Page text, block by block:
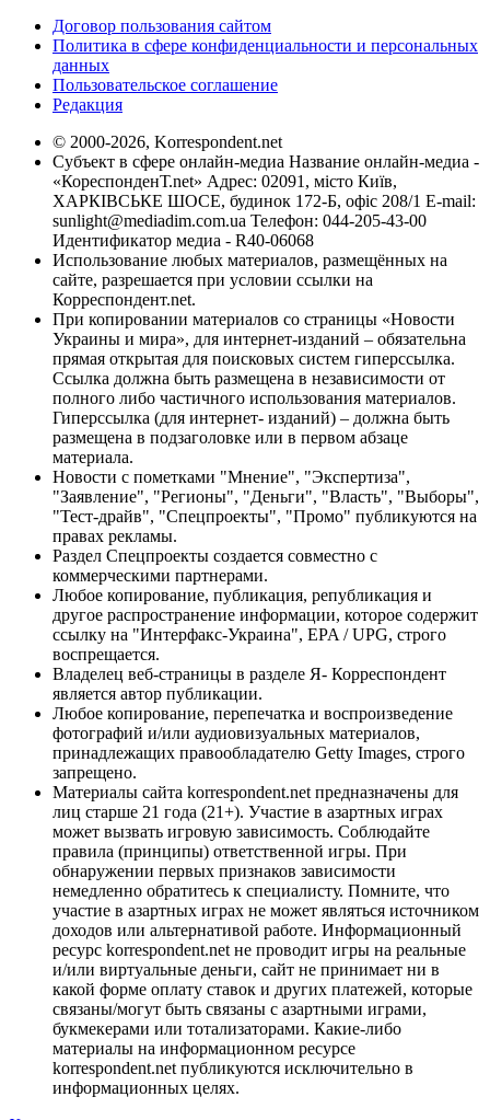
Договор пользования сайтом
Политика в сфере конфиденциальности и персональных
данных
Пользовательское соглашение
Редакция
© 2000-2026, Korrespondent.net
Субъект в сфере онлайн-медиа Название онлайн-медиа -
«КореспонденТ.net» Адрес: 02091, місто Київ,
ХАРКІВСЬКЕ ШОСЕ, будинок 172-Б, офіс 208/1 E-mail:
sunlight@mediadim.com.ua Телефон: 044-205-43-00
Идентификатор медиа - R40-06068
Использование любых материалов, размещённых на
сайте, разрешается при условии ссылки на
Корреспондент.net.
При копировании материалов со страницы «Новости
Украины и мира», для интернет-изданий – обязательна
прямая открытая для поисковых систем гиперссылка.
Ссылка должна быть размещена в независимости от
полного либо частичного использования материалов.
Гиперссылка (для интернет- изданий) – должна быть
размещена в подзаголовке или в первом абзаце
материала.
Новости с пометками "Мнение", "Экспертиза",
"Заявление", "Регионы", "Деньги", "Власть", "Выборы",
"Тест-драйв", "Спецпроекты", "Промо" публикуются на
правах рекламы.
Раздел Спецпроекты создается совместно с
коммерческими партнерами.
Любое копирование, публикация, републикация и
другое распространение информации, которое содержит
ссылку на "Интерфакс-Украина", EPA / UPG, строго
воспрещается.
Владелец веб-страницы в разделе Я- Корреспондент
является автор публикации.
Любое копирование, перепечатка и воспроизведение
фотографий и/или аудиовизуальных материалов,
принадлежащих правообладателю Getty Images, строго
запрещено.
Материалы сайта korrespondent.net предназначены для
лиц старше 21 года (21+). Участие в азартных играх
может вызвать игровую зависимость. Соблюдайте
правила (принципы) ответственной игры. При
обнаружении первых признаков зависимости
немедленно обратитесь к специалисту. Помните, что
участие в азартных играх не может являться источником
доходов или альтернативой работе. Информационный
ресурс korrespondent.net не проводит игры на реальные
и/или виртуальные деньги, сайт не принимает ни в
какой форме оплату ставок и других платежей, которые
связаны/могут быть связаны с азартными играми,
букмекерами или тотализаторами. Какие-либо
материалы на информационном ресурсе
korrespondent.net публикуются исключительно в
информационных целях.